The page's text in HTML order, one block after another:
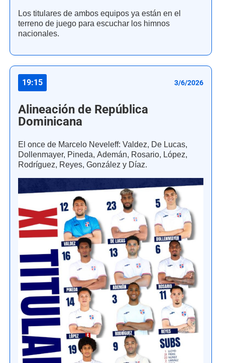
Los titulares de ambos equipos ya están en el
terreno de juego para escuchar los himnos
nacionales.
19:15 3/6/2026
Alineación de República
Dominicana
El once de Marcelo Neveleff: Valdez, De Lucas,
Dollenmayer, Pineda, Ademán, Rosario, López,
Rodríguez, Reyes, González y Díaz.